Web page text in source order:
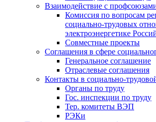
Взаимодействие с
Комиссия по вопросам
социально-трудовых
электроэнергетике
Совместные проекты
Соглашения в сфере
Генеральное соглашение
Отраслевые соглашения
Контакты в социально-
Органы по труду
Гос. инспекции по труду
Тер. комитеты ВЭП
РЭКи